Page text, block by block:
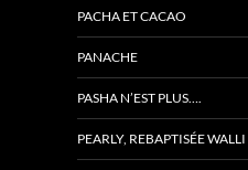
PACHA ET CACAO
PANACHE
PASHA N’EST PLUS….
PEARLY, REBAPTISÉE WALLI